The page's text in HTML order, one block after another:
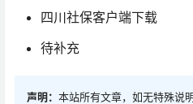
四川社保客户端下载
待补充
声明： 本站所有文章，如无特殊说